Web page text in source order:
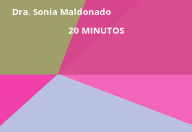
Dra. Sonia Maldonado
20 MINUTOS